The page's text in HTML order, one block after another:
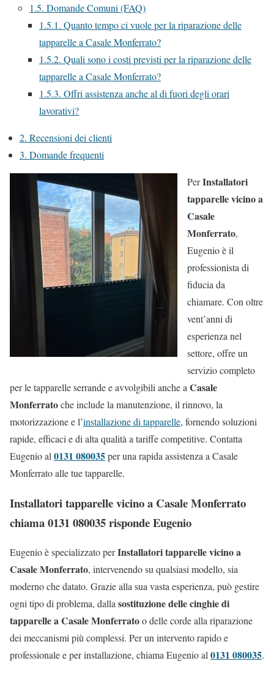
1.5. Domande Comuni (FAQ)
1.5.1. Quanto tempo ci vuole per la riparazione delle
tapparelle a Casale Monferrato?
1.5.2. Quali sono i costi previsti per la riparazione delle
tapparelle a Casale Monferrato?
1.5.3. Offri assistenza anche al di fuori degli orari
lavorativi?
2. Recensioni dei clienti
3. Domande frequenti
PerInstallatori
tapparelle vicino a
Casale
Monferrato,
Eugenio è il
professionista di
fiducia da
chiamare. Con oltre
vent’anni di
esperienza nel
settore, offre un
servizio completo
per le tapparelle serrande e avvolgibili anche a Casale
Monferratoche include la manutenzione, il rinnovo, la
motorizzazione e l’installazione di tapparelle, fornendo soluzioni
rapide, efficaci e di alta qualità a tariffe competitive. Contatta
Eugenio al 0131 080035per una rapida assistenza a Casale
Monferrato alle tue tapparelle.
Installatori tapparelle vicino a Casale Monferrato
chiama 0131 080035 risponde Eugenio
Eugenio è specializzato perInstallatori tapparelle vicino a
Casale Monferrato, intervenendo su qualsiasi modello, sia
moderno che datato. Grazie alla sua vasta esperienza, può gestire
ogni tipo di problema, dallasostituzione delle cinghie di
tapparelle a Casale Monferratoo delle corde alla riparazione
dei meccanismi più complessi. Per un intervento rapido e
professionale e per installazione, chiama Eugenio al0131 080035.